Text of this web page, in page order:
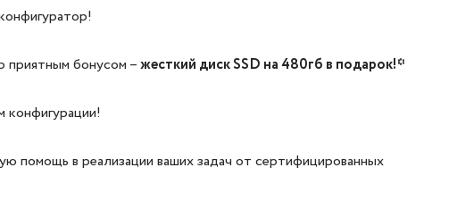
приятным бонусом –жесткий диск SSD на 480гб в подарок!*
конфигурации!
помощь в реализации ваших задач от сертифицированных